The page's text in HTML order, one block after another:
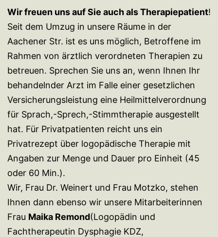
Wir freuen uns auf Sie auch als Therapiepatient!
Seit dem Umzug in unsere Räume in der
Aachener Str. ist es uns möglich, Betroffene im
Rahmen von ärztlich verordneten Therapien zu
betreuen. Sprechen Sie uns an, wenn Ihnen Ihr
behandelnder Arzt im Falle einer gesetzlichen
Versicherungsleistung eine Heilmittelverordnung
für Sprach,-Sprech,-Stimmtherapie ausgestellt
hat. Für Privatpatienten reicht uns ein
Privatrezept über logopädische Therapie mit
Angaben zur Menge und Dauer pro Einheit (45
oder 60 Min.).
Wir, Frau Dr. Weinert und Frau Motzko, stehen
Ihnen dann ebenso wir unsere Mitarbeiterinnen
Frau Maika Remond(Logopädin und
Fachtherapeutin Dysphagie KDZ,